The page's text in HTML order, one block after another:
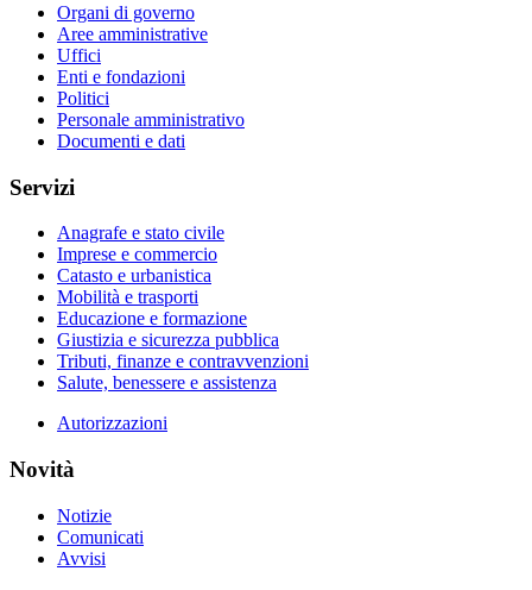
Organi di governo
Aree amministrative
Uffici
Enti e fondazioni
Politici
Personale amministrativo
Documenti e dati
Servizi
Anagrafe e stato civile
Imprese e commercio
Catasto e urbanistica
Mobilità e trasporti
Educazione e formazione
Giustizia e sicurezza pubblica
Tributi, finanze e contravvenzioni
Salute, benessere e assistenza
Autorizzazioni
Novità
Notizie
Comunicati
Avvisi